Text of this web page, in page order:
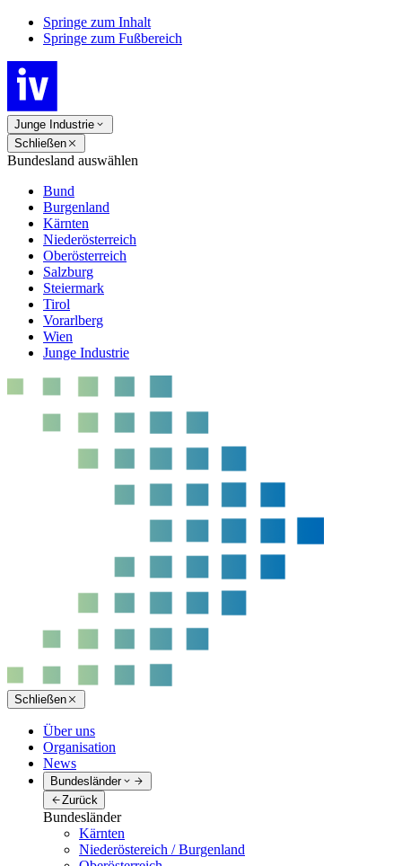
Springe zum Inhalt
Springe zum Fußbereich
Junge Industrie
Schließen
Bundesland auswählen
Bund
Burgenland
Kärnten
Niederösterreich
Oberösterreich
Salzburg
Steiermark
Tirol
Vorarlberg
Wien
Junge Industrie
Schließen
Über uns
Organisation
News
Bundesländer
Zurück
Bundesländer
Kärnten
Niederöstereich / Burgenland